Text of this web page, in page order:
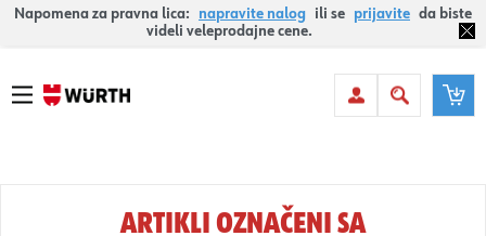
Napomena za pravna lica: napravite nalog ili se prijavite da biste
videli veleprodajne cene.
ARTIKLI OZNAČENI SA